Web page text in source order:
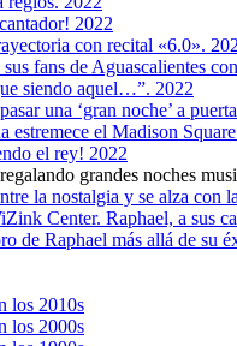
2022
con recital «6.0».
fans de Aguascalientes
siendo aquel…”. 2022
una ‘gran noche’ a
estremece el Madison
el rey! 2022
grandes noches
la nostalgia y se alza
Center. Raphael, a sus
de Raphael más allá de su
los 2010s
los 2000s